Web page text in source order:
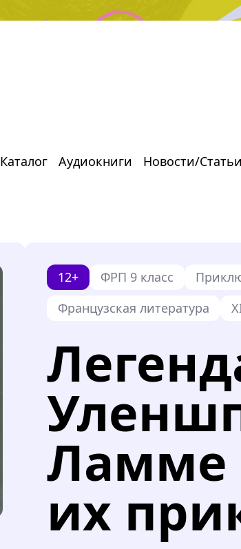
Каталог Аудиокниги Новости/Статьи
12+ ФРП 9 класс
Французская литература
Ламме
их